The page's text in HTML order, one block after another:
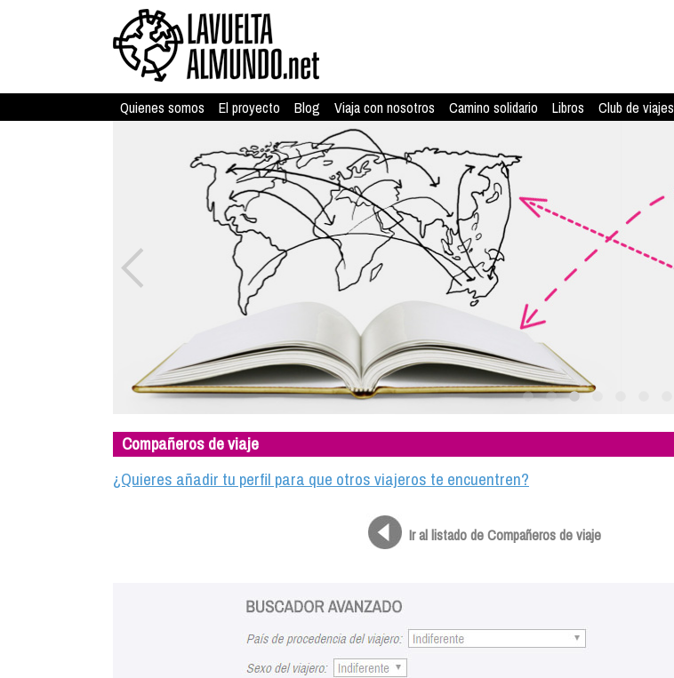
Quienes somos El proyecto Blog Viaja con nosotros Camino solidario Libros Club de viajes
Compañeros de viaje
¿Quieres añadir tu perfil para que otros viajeros te encuentren?
Ir al listado de Compañeros de viaje